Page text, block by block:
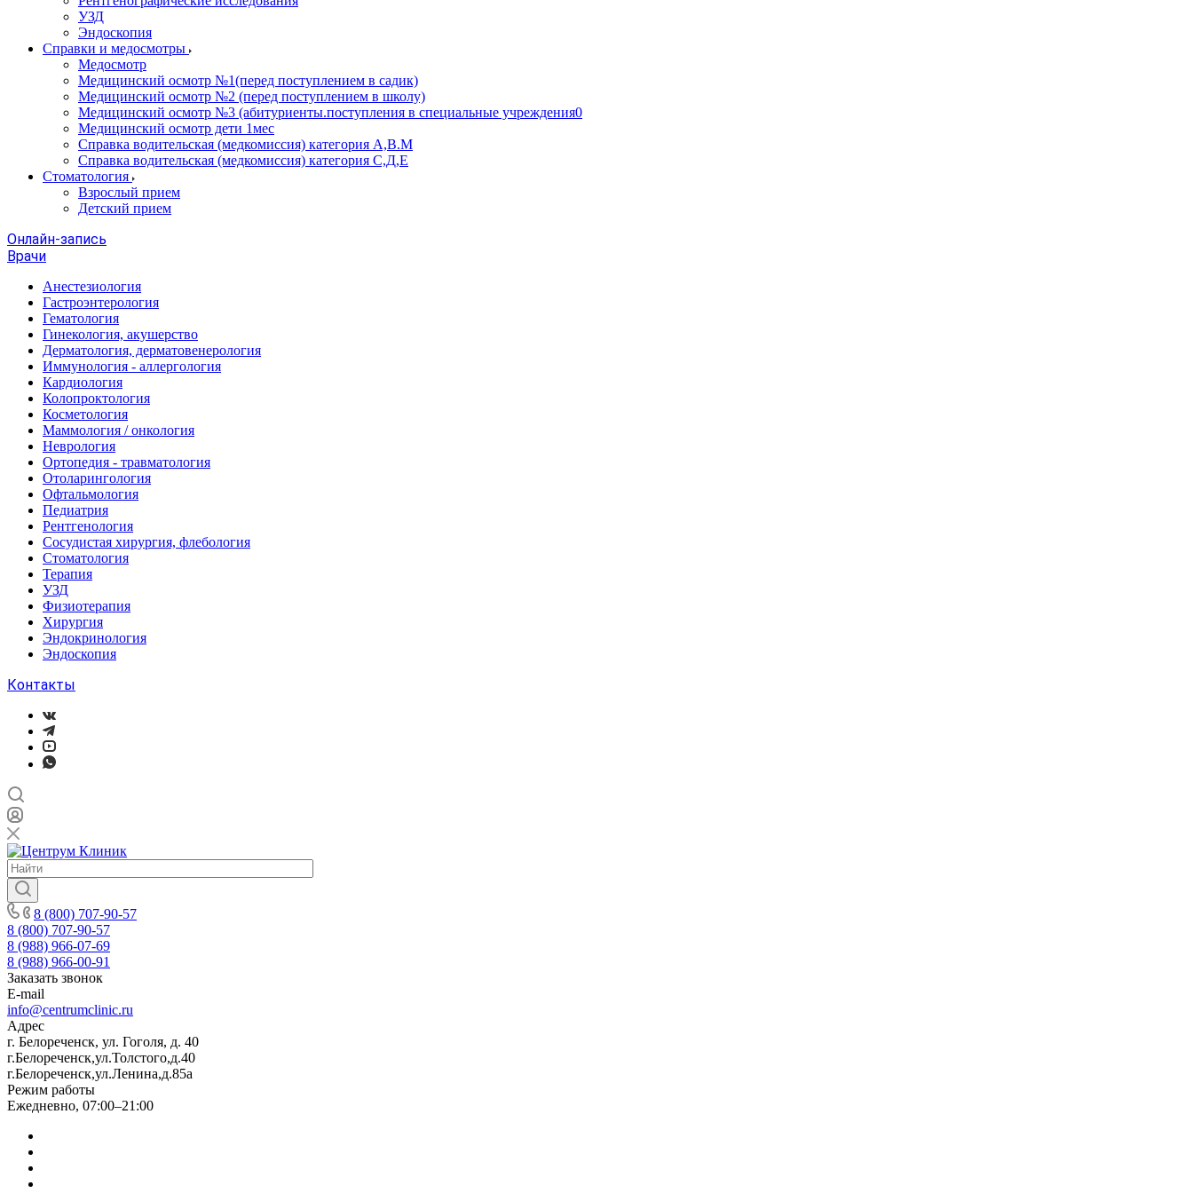
УЗД
Эндоскопия
Справки и медосмотры
Медосмотр
Медицинский осмотр №1(перед поступлением в садик)
Медицинский осмотр №2 (перед поступлением в школу)
Медицинский осмотр №3 (абитуриенты.поступления в специальные учреждения0
Медицинский осмотр дети 1мес
Справка водительская (медкомиссия) категория А,В.М
Справка водительская (медкомиссия) категория С,Д,Е
Стоматология
Взрослый прием
Детский прием
Онлайн-запись
Врачи
Анестезиология
Гастроэнтерология
Гематология
Гинекология, акушерство
Дерматология, дерматовенерология
Иммунология - аллергология
Кардиология
Колопроктология
Косметология
Маммология / онкология
Неврология
Ортопедия - травматология
Отоларингология
Офтальмология
Педиатрия
Рентгенология
Сосудистая хирургия, флебология
Стоматология
Терапия
УЗД
Физиотерапия
Хирургия
Эндокринология
Эндоскопия
Контакты
8 (800) 707-90-57
8 (800) 707-90-57
8 (988) 966-07-69
8 (988) 966-00-91
Заказать звонок
E-mail
info@centrumclinic.ru
Адрес
г. Белореченск, ул. Гоголя, д. 40
г.Белореченск,ул.Толстого,д.40
г.Белореченск,ул.Ленина,д.85а
Режим работы
Ежедневно, 07:00–21:00